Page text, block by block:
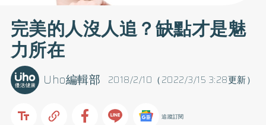
完美的人沒人追？缺點才是魅
力所在
2018/2/10（2022/3/15 3:28更新）
Uho編輯部
追蹤訂閱